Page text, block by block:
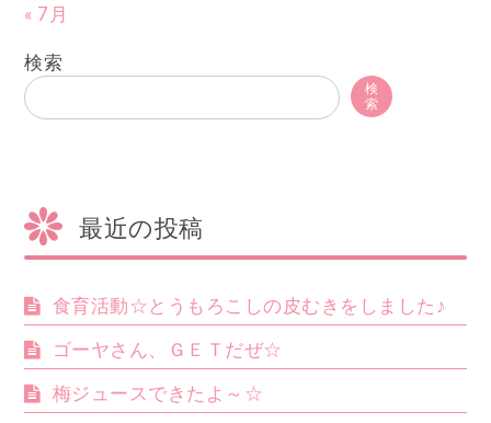
« 7月
検索
検
索
最近の投稿
食育活動☆とうもろこしの皮むきをしました♪
ゴーヤさん、ＧＥＴだぜ☆
梅ジュースできたよ～☆